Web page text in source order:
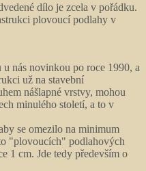
dílo je zcela v pořádku.
plovoucí podlahy v
nás novinkou po roce 1990, a
už na stavební
nášlapné vrstvy, mohou
minulého století, a to v
se omezilo na minimum
"plovoucích" podlahových
1 cm. Jde tedy především o